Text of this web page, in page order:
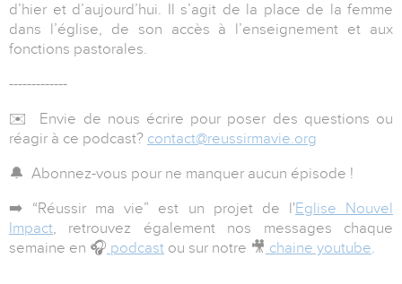
d’hier et d’aujourd’hui. Il s’agit de la place de la femme
dans l’église, de son accès à l’enseignement et aux
fonctions pastorales.
-------------
✉️ Envie de nous écrire pour poser des questions ou
réagir à ce podcast? contact@reussirmavie.org
🔔 Abonnez-vous pour ne manquer aucun épisode !
➡️ “Réussir ma vie” est un projet de l'Eglise Nouvel
Impact, retrouvez également nos messages chaque
semaine en 🎧 podcast ou sur notre 🎥 chaine youtube.